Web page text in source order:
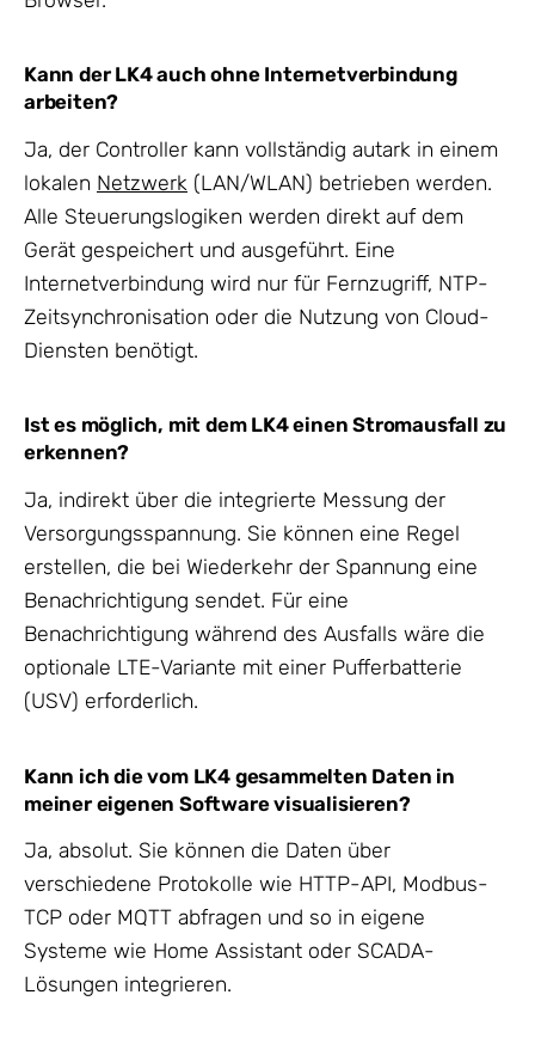
Kann der LK4 auch ohne Internetverbindung
arbeiten?
Ja, der Controller kann vollständig autark in einem
lokalen Netzwerk (LAN/WLAN) betrieben werden.
Alle Steuerungslogiken werden direkt auf dem
Gerät gespeichert und ausgeführt. Eine
Internetverbindung wird nur für Fernzugriff, NTP-
Zeitsynchronisation oder die Nutzung von Cloud-
Diensten benötigt.
Ist es möglich, mit dem LK4 einen Stromausfall zu
erkennen?
Ja, indirekt über die integrierte Messung der
Versorgungsspannung. Sie können eine Regel
erstellen, die bei Wiederkehr der Spannung eine
Benachrichtigung sendet. Für eine
Benachrichtigung während des Ausfalls wäre die
optionale LTE-Variante mit einer Pufferbatterie
(USV) erforderlich.
Kann ich die vom LK4 gesammelten Daten in
meiner eigenen Software visualisieren?
Ja, absolut. Sie können die Daten über
verschiedene Protokolle wie HTTP-API, Modbus-
TCP oder MQTT abfragen und so in eigene
Systeme wie Home Assistant oder SCADA-
Lösungen integrieren.